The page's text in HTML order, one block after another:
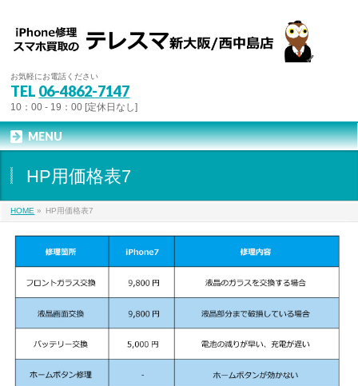
お気軽にお電話ください
TEL 06-4862-7147
10：00 - 19：00 [定休日なし]
MENU
HP用価格表7
HOME » HP用価格表7